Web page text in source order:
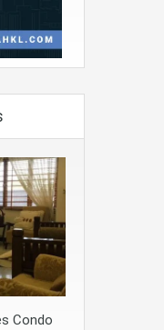
Condo